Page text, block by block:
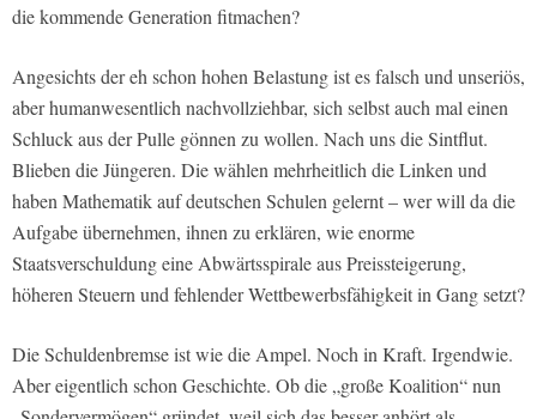
die kommende Generation fitmachen?
Angesichts der eh schon hohen Belastung ist es falsch und unseriös,
aber humanwesentlich nachvollziehbar, sich selbst auch mal einen
Schluck aus der Pulle gönnen zu wollen. Nach uns die Sintflut.
Blieben die Jüngeren. Die wählen mehrheitlich die Linken und
haben Mathematik auf deutschen Schulen gelernt – wer will da die
Aufgabe übernehmen, ihnen zu erklären, wie enorme
Staatsverschuldung eine Abwärtsspirale aus Preissteigerung,
höheren Steuern und fehlender Wettbewerbsfähigkeit in Gang setzt?
Die Schuldenbremse ist wie die Ampel. Noch in Kraft. Irgendwie.
Aber eigentlich schon Geschichte. Ob die „große Koalition“ nun